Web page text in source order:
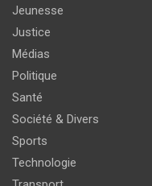
Jeunesse
Justice
Médias
Politique
Santé
Société & Divers
Sports
Technologie